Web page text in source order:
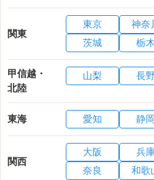
関東
東京 神奈
茨城
栃木
甲信越・
北陸
山梨 長
東海 愛知 静岡
関西
大阪 兵
奈良
和歌